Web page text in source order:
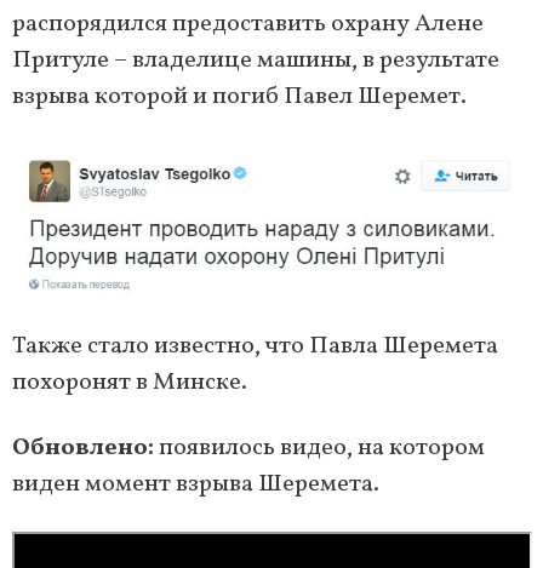
распорядился предоставить охрану Алене
Притуле – владелице машины, в результате
взрыва которой и погиб Павел Шеремет.
Также стало известно, что Павла Шеремета
похоронят в Минске.
Обновлено:появилось видео, на котором
виден момент взрыва Шеремета.